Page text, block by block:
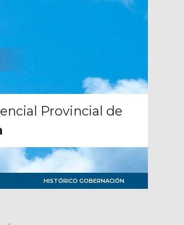
Provincial de
HISTÓRICO GOBERNACIÓN